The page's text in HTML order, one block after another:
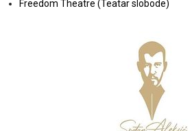
Freedom Theatre (Teatar slobode)